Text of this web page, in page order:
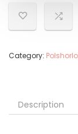
Category:
Description